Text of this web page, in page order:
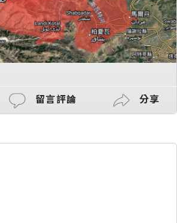
留言評論
分享